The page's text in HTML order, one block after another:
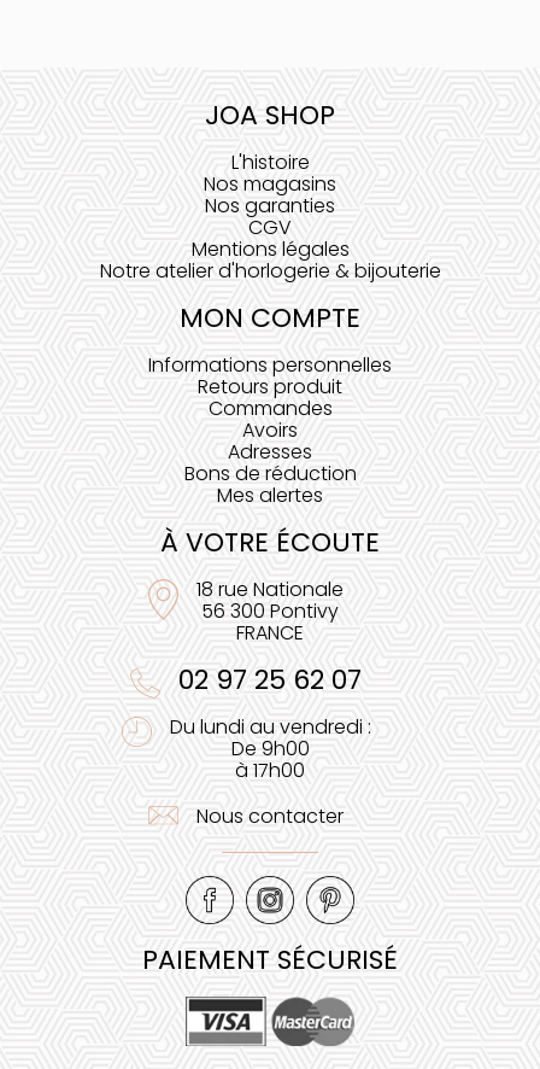
JOA SHOP
L'histoire
Nos magasins
Nos garanties
CGV
Mentions légales
Notre atelier d'horlogerie & bijouterie
MON COMPTE
Informations personnelles
Retours produit
Commandes
Avoirs
Adresses
Bons de réduction
Mes alertes
À VOTRE ÉCOUTE
18 rue Nationale
56 300 Pontivy
FRANCE
02 97 25 62 07
Du lundi au vendredi :
De 9h00
à 17h00
Nous contacter
PAIEMENT SÉCURISÉ